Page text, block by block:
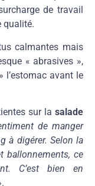
de travail
qualité.
calmantes mais
« abrasives »,
l’estomac avant le
sur la salade
de manger
à digérer. Selon la
ballonnements, ce
C’est bien en